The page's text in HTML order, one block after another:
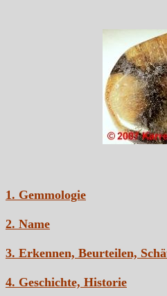
1. Gemmologie
2. Name
3. Erkennen, Beurteilen,
4. Geschichte, Historie